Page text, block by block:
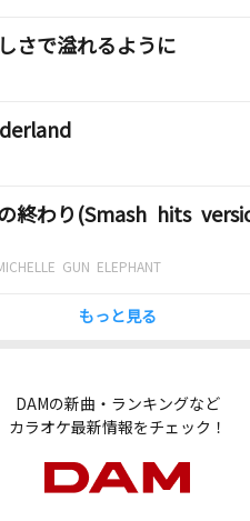
さで溢れるように
終わり(Smash hits
GUN ELEPHANT
もっと見る
DAMの新曲・ランキングなど
カラオケ最新情報をチェック！